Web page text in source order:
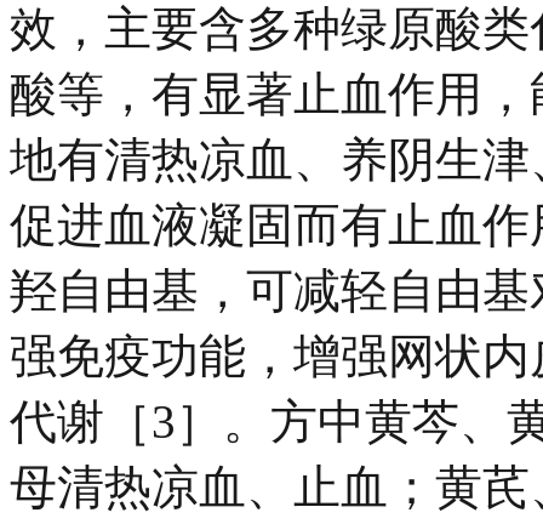
效，主要含多种绿原酸
酸等，有显著止血作用
地有清热凉血、养阴生
促进血液凝固而有止血
羟自由基，可减轻自由
强免疫功能，增强网状
代谢［3］。方中黄芩、
母清热凉血、止血；黄